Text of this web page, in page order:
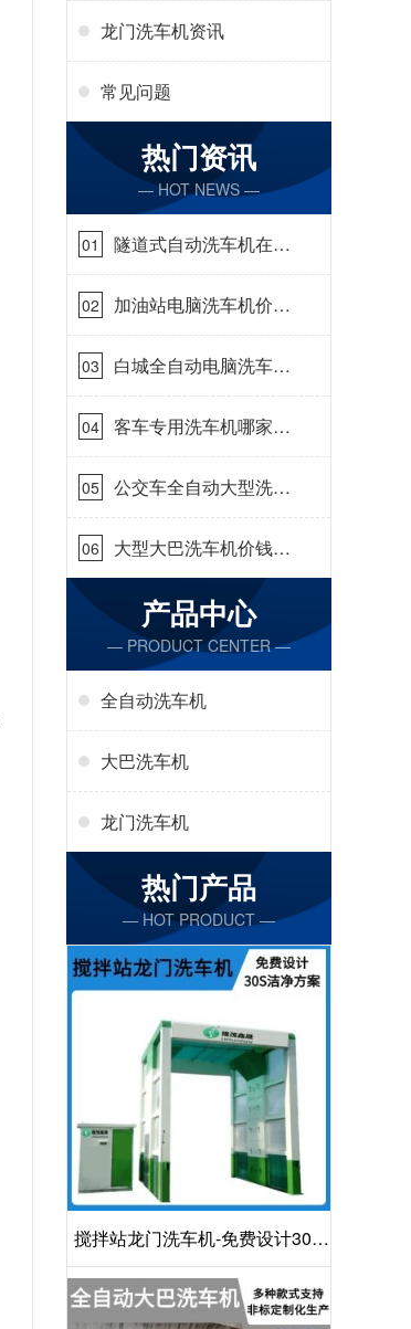
龙门洗车机资讯
常见问题
热门资讯
— HOT NEWS —
01
隧道式自动洗车机在哪
里购买[隆茂鑫晟]
02
加油站电脑洗车机价格
怎么样[隆茂鑫晟]
03
白城全自动电脑洗车
机-ADV防冻冬季正常
使用[隆茂鑫晟]
04
客车专用洗车机哪家的
好[隆茂鑫晟]
05
公交车全自动大型洗车
机什么价钱[隆茂鑫晟]
06
大型大巴洗车机价钱怎
么样[隆茂鑫晟]
产品中心
— PRODUCT CENTER —
全自动洗车机
大巴洗车机
龙门洗车机
热门产品
— HOT PRODUCT —
搅拌站龙门洗车机-免费设计30S
洁净方案[隆茂鑫晟]